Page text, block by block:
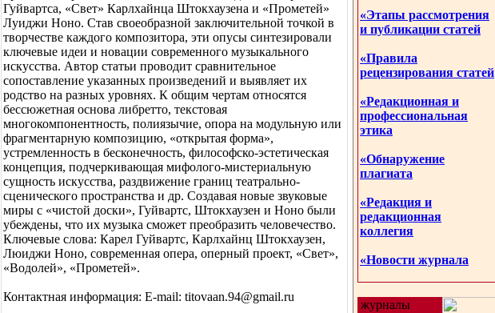
Гуйвартса, «Свет» Карлхайнца Штокхаузена и «Прометей»
Луиджи Ноно. Став своеобразной заключительной точкой в
творчестве каждого композитора, эти опусы синтезировали
ключевые идеи и новации современного музыкального
искусства. Автор статьи проводит сравнительное
сопоставление указанных произведений и выявляет их
родство на разных уровнях. К общим чертам относятся
бессюжетная основа либретто, текстовая
многокомпонентность, полиязычие, опора на модульную или
фрагментарную композицию, «открытая форма»,
устремленность в бесконечность, философско-эстетическая
концепция, подчеркивающая мифолого-мистериальную
сущность искусства, раздвижение границ театрально-
сценического пространства и др. Создавая новые звуковые
миры с «чистой доски», Гуйвартс, Штокхаузен и Ноно были
убеждены, что их музыка сможет преобразить человечество.
Ключевые слова: Карел Гуйвартс, Карлхайнц Штокхаузен,
Люиджи Ноно, современная опера, оперный проект, «Свет»,
«Водолей», «Прометей».
Контактная информация: E-mail: titovaan.94@gmail.ru
«Этапы рассмотрения
и публикации статей
«Правила
рецензирования статей
«Редакционная и
профессиональная
этика
«Обнаружение
плагиата
«Редакция и
редакционная
коллегия
«Новости журнала
журналы